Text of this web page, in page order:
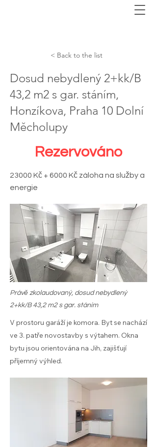
< Back to the list
Dosud nebydlený 2+kk/B
43,2 m2 s gar. stáním,
Honzíkova, Praha 10 Dolní
Měcholupy
Rezervováno
23000 Kč + 6000 Kč záloha na služby a
energie
Právě zkolaudovaný, dosud nebydlený
2+kk/B 43,2 m2 s gar. stáním
V prostoru garáží je komora. Byt se nachází
ve 3. patře novostavby s výtahem. Okna
bytu jsou orientována na Jih, zajišťují
příjemný výhled.